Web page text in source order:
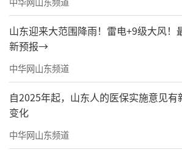
山东迎来大范围降雨！雷电+9级大风！
新预报→
中华网山东频道
自2025年起，山东人的医保实施意见有
变化
中华网山东频道